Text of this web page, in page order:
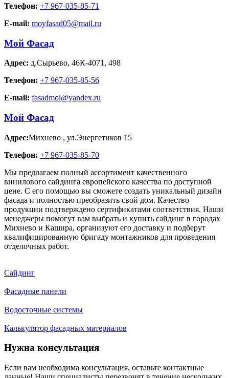
Телефон: +7 967-035-85-71
E-mail: moyfasad05@mail.ru
Мой Фасад
Адрес: д.Сырьево, 46К-4071, 498
Телефон: +7 967-035-85-56
E-mail: fasadmoi@yandex.ru
Мой Фасад
Адрес:Михнево , ул.Энергетиков 15
Телефон: +7 967-035-85-70
Мы предлагаем полный ассортимент качественного
винилового сайдинга европейского качества по доступной
цене. С его помощью вы сможете создать уникальный дизайн
фасада и полностью преобразить свой дом. Качество
продукции подтверждено сертификатами соответствия. Наши
менеджеры помогут вам выбрать и купить сайдинг в городах
Михнево и Кашира, организуют его доставку и подберут
квалифицированную бригаду монтажников для проведения
отделочных работ.
Сайдинг
Фасадные панели
Водосточные системы
Калькулятор фасадных материалов
Нужна консультация
Если вам необходима консультация, оставьте контактные